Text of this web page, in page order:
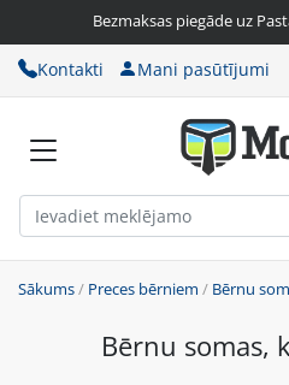
Bezmaksas piegāde uz
Kontakti Mani pasūtījumi
Sākums/ Preces bērniem / Bērnu
Bērnu somas,